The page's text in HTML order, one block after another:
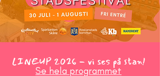
LINEUP 2026 - vi ses på stan!
Se hela programmet